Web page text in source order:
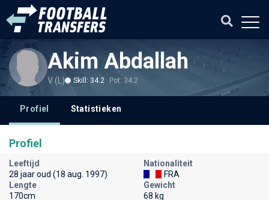
Akim Abdallah
V (L) Skill: 34.2 Pot: 34.2
Profiel Statistieken
Profiel
Leeftijd
28 jaar oud (18 aug. 1997)
Nationaliteit
FRA
Lengte
170cm
Gewicht
68 kg